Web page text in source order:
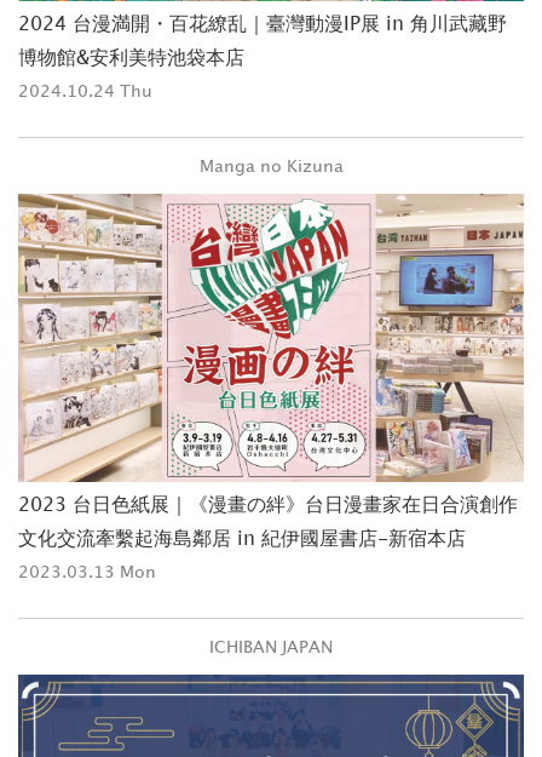
2024 台漫満開・百花繚乱｜臺灣動漫IP展 in 角川武藏野
博物館&安利美特池袋本店
2024.10.24 Thu
Manga no Kizuna
2023 台日色紙展｜《漫畫の絆》台日漫畫家在日合演創作
文化交流牽繫起海島鄰居 in 紀伊國屋書店-新宿本店
2023.03.13 Mon
ICHIBAN JAPAN